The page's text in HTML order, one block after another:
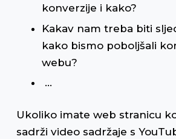
konverzije i kako?
Kakav nam treba biti
kako bismo poboljšali
webu?
…
Ukoliko imate web stranicu
sadrži video sadržaje s